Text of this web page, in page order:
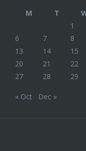
M
T
1
6
7 8
13
14 15
20
21 22
27
28 29
« Oct Dec »